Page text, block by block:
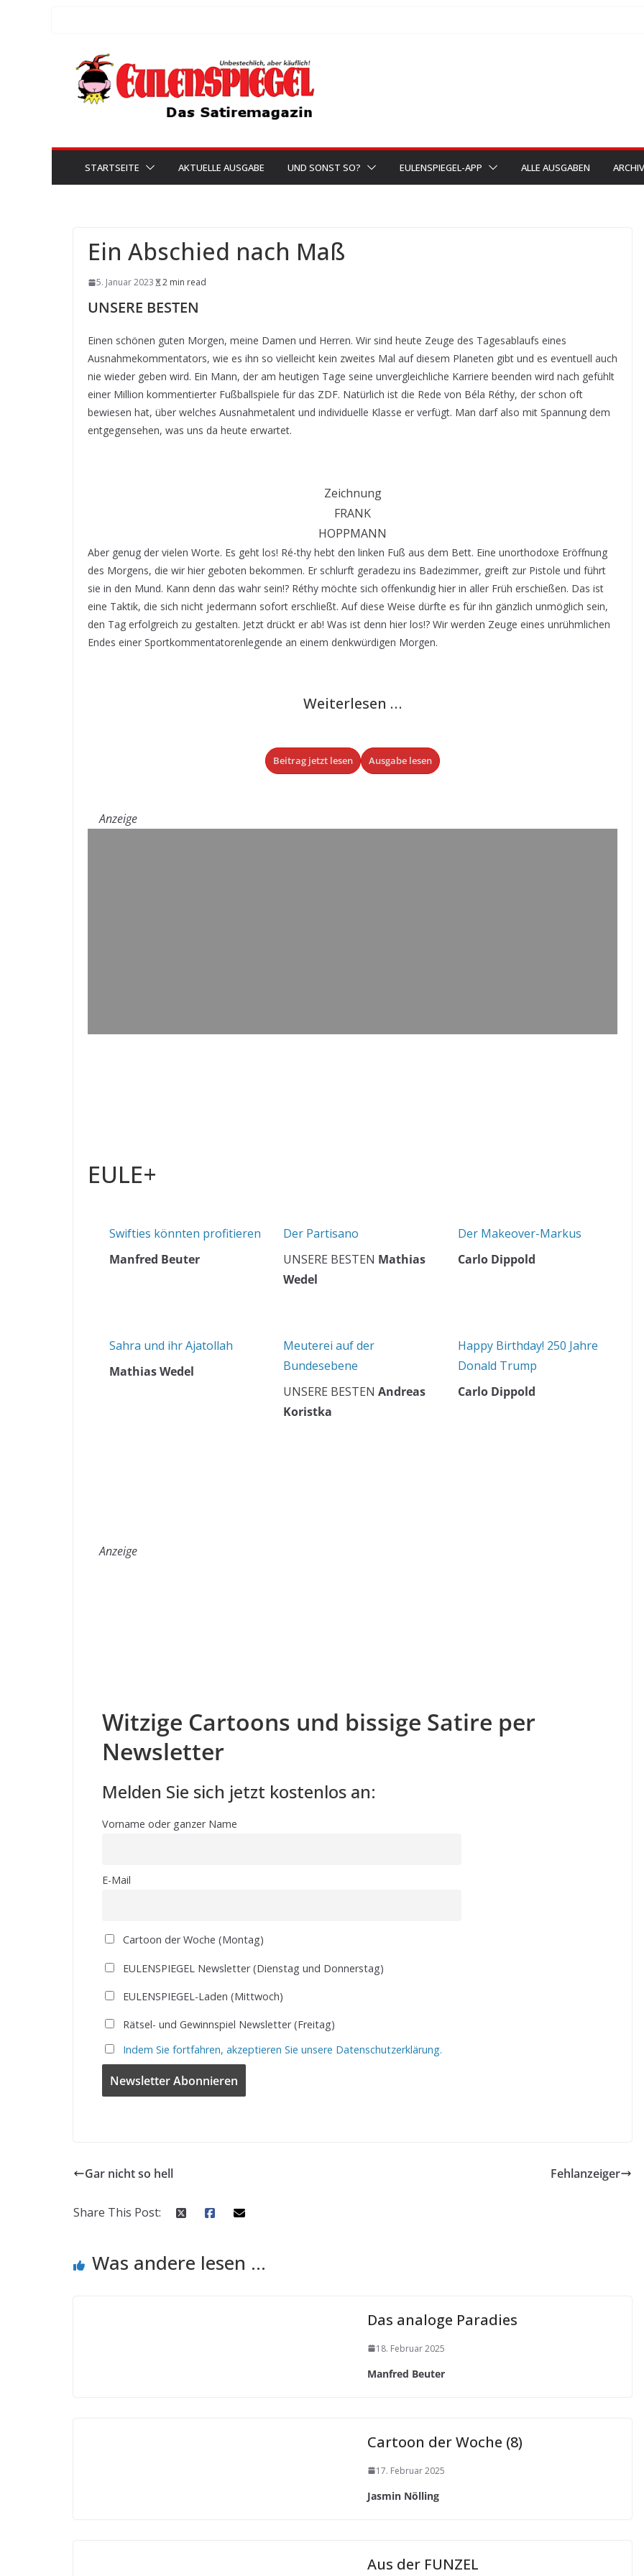
springen
STARTSEITE AKTUELLE AUSGABE UND SONST SO? EULENSPIEGEL-APP ALLE AUSGABEN ARCHIV
Ein Abschied nach Maß
5. Januar 2023 2 min read
UNSERE BESTEN
Einen schönen guten Morgen, meine Damen und Herren. Wir sind heute Zeuge des Tagesablaufs eines
Ausnahmekommentators, wie es ihn so vielleicht kein zweites Mal auf diesem Planeten gibt und es eventuell auch
nie wieder geben wird. Ein Mann, der am heutigen Tage seine unvergleichliche Karriere beenden wird nach gefühlt
einer Million kommentierter Fußballspiele für das ZDF. Natürlich ist die Rede von Béla Réthy, der schon oft
bewiesen hat, über welches Ausnahmetalent und individuelle Klasse er verfügt. Man darf also mit Spannung dem
entgegensehen, was uns da heute erwartet.
Zeichnung
FRANK
HOPPMANN
Aber genug der vielen Worte. Es geht los! Ré-thy hebt den linken Fuß aus dem Bett. Eine unorthodoxe Eröffnung
des Morgens, die wir hier geboten bekommen. Er schlurft geradezu ins Badezimmer, greift zur Pistole und führt
sie in den Mund. Kann denn das wahr sein!? Réthy möchte sich offenkundig hier in aller Früh erschießen. Das ist
eine Taktik, die sich nicht jedermann sofort erschließt. Auf diese Weise dürfte es für ihn gänzlich unmöglich sein,
den Tag erfolgreich zu gestalten. Jetzt drückt er ab! Was ist denn hier los!? Wir werden Zeuge eines unrühmlichen
Endes einer Sportkommentatorenlegende an einem denkwürdigen Morgen.
Weiterlesen …
Beitrag jetzt lesen Ausgabe lesen
Anzeige
EULE+
Swifties könnten profitieren
Manfred Beuter
Der Partisano
UNSERE BESTEN Mathias
Wedel
Der Makeover-Markus
Carlo Dippold
Sahra und ihr Ajatollah
Mathias Wedel
Meuterei auf der
Bundesebene
UNSERE BESTENAndreas
Koristka
Happy Birthday! 250 Jahre
Donald Trump
Carlo Dippold
Anzeige
Witzige Cartoons und bissige Satire per
Newsletter
Melden Sie sich jetzt kostenlos an:
Vorname oder ganzer Name
E-Mail
Cartoon der Woche (Montag)
EULENSPIEGEL Newsletter (Dienstag und Donnerstag)
EULENSPIEGEL-Laden (Mittwoch)
Rätsel- und Gewinnspiel Newsletter (Freitag)
Indem Sie fortfahren, akzeptieren Sie unsere Datenschutzerklärung.
Gar nicht so hell Fehlanzeiger
Share This Post:
Was andere lesen ...
Das analoge Paradies
18. Februar 2025
Manfred Beuter
Cartoon der Woche (8)
17. Februar 2025
Jasmin Nölling
Aus der FUNZEL